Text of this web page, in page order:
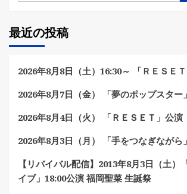
最近の投稿
2026年8月8日（土）16:30～ 「ＲＥＳＥ
2026年8月7日（金） 「夢のポップスター
2026年8月4日（火） 「ＲＥＳＥＴ」公演
2026年8月3日（月） 「手をつなぎながら
【リバイバル配信】2013年8月3日（土）
イブ」18:00公演 福岡聖菜 生誕祭